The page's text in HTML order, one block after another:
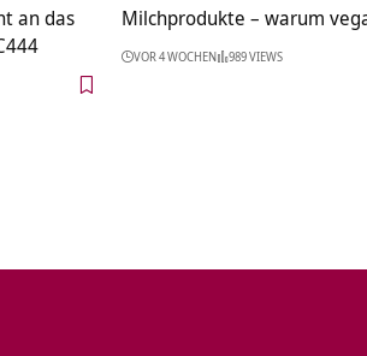
an das
Milchprodukte – warum
VOR 4 WOCHEN 989 VIEWS